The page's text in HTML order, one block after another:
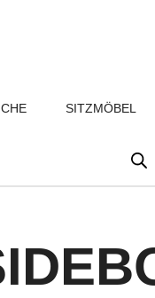
SITZMÖBEL